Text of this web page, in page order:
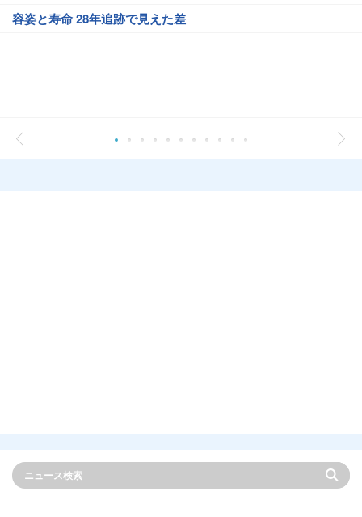
容姿と寿命 28年追跡で見えた差